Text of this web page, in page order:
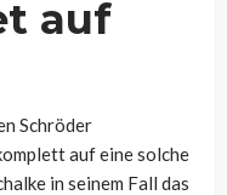
auf
Schröder
auf eine solche
in seinem Fall das